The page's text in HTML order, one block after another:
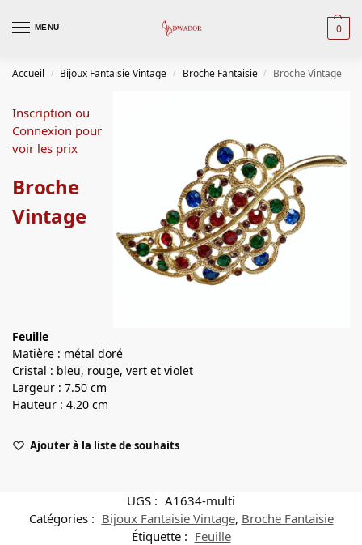
MENU 0
Accueil / Bijoux Fantaisie Vintage / Broche Fantaisie / Broche Vintage
Inscription ou
Connexion pour
voir les prix
Broche
Vintage
Feuille
Matière : métal doré
Cristal : bleu, rouge, vert et violet
Largeur : 7.50 cm
Hauteur : 4.20 cm
Ajouter à la liste de souhaits
UGS : A1634-multi
Catégories : Bijoux Fantaisie Vintage, Broche Fantaisie
Étiquette : Feuille